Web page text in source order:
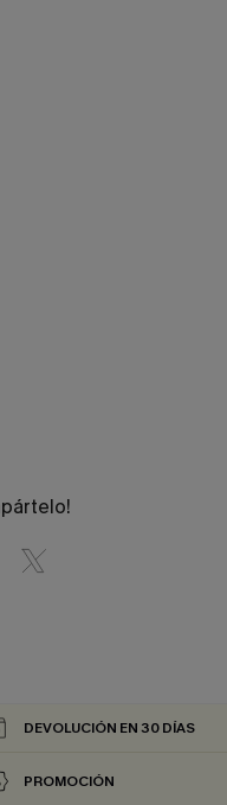
DEVOLUCIÓN EN 30 DÍAS
PROMOCIÓN